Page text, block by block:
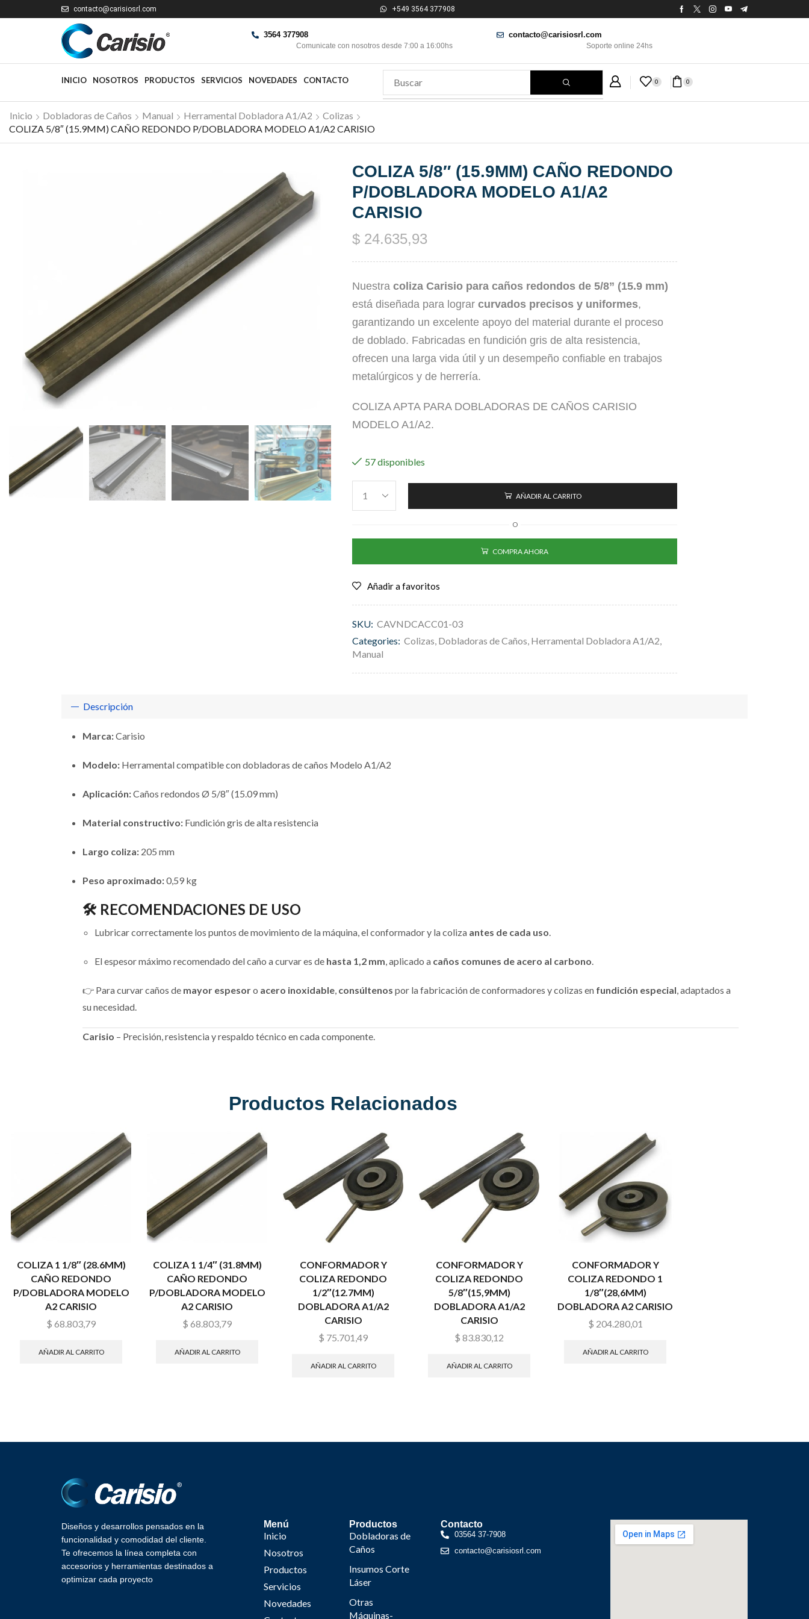
contacto@carisiosrl.com +549 3564 377908
3564 377908
Comunicate con nosotros desde 7:00 a 16:00hs
contacto@carisiosrl.com
Soporte online 24hs
INICIO NOSOTROS PRODUCTOS SERVICIOS NOVEDADES CONTACTO 0 0
Inicio Dobladoras de Caños Manual Herramental Dobladora A1/A2
Colizas
COLIZA 5/8″ (15.9MM) CAÑO REDONDO P/DOBLADORA MODELO A1/A2 CARISIO
COLIZA 5/8″ (15.9MM) CAÑO REDONDO
P/DOBLADORA MODELO A1/A2
CARISIO
$ 24.635,93
Nuestra coliza Carisio para caños redondos de 5/8” (15.9 mm)
está diseñada para lograr curvados precisos y uniformes,
garantizando un excelente apoyo del material durante el proceso
de doblado. Fabricadas en fundición gris de alta resistencia,
ofrecen una larga vida útil y un desempeño confiable en trabajos
metalúrgicos y de herrería.
COLIZA APTA PARA DOBLADORAS DE CAÑOS CARISIO
MODELO A1/A2.
57 disponibles
AÑADIR AL CARRITO
O
COMPRA AHORA
Añadir a favoritos
SKU: CAVNDCACC01-03
Categories: Colizas, Dobladoras de Caños, Herramental Dobladora A1/A2,
Manual
Descripción
Marca:Carisio
Modelo: Herramental compatible con dobladoras de caños Modelo A1/A2
Aplicación:Caños redondos Ø 5/8″ (15.09 mm)
Material constructivo: Fundición gris de alta resistencia
Largo coliza: 205 mm
Peso aproximado:0,59 kg
🛠️ RECOMENDACIONES DE USO
Lubricar correctamente los puntos de movimiento de la máquina, el conformador y la coliza antes de cada uso.
El espesor máximo recomendado del caño a curvar es de hasta 1,2 mm, aplicado a caños comunes de acero al carbono.
👉 Para curvar caños de mayor espesoro acero inoxidable, consúltenos por la fabricación de conformadores y colizas en fundición especial, adaptados a
su necesidad.
Carisio – Precisión, resistencia y respaldo técnico en cada componente.
Productos Relacionados
COLIZA 1 1/8″ (28.6MM)
CAÑO REDONDO
P/DOBLADORA MODELO
A2 CARISIO
$ 68.803,79
AÑADIR AL CARRITO
COLIZA 1 1/4″ (31.8MM)
CAÑO REDONDO
P/DOBLADORA MODELO
A2 CARISIO
$ 68.803,79
AÑADIR AL CARRITO
CONFORMADOR Y
COLIZA REDONDO
1/2″(12.7MM)
DOBLADORA A1/A2
CARISIO
$ 75.701,49
AÑADIR AL CARRITO
CONFORMADOR Y
COLIZA REDONDO
5/8″(15,9MM)
DOBLADORA A1/A2
CARISIO
$ 83.830,12
AÑADIR AL CARRITO
CONFORMADOR Y
COLIZA REDONDO 1
1/8″(28,6MM)
DOBLADORA A2 CARISIO
$ 204.280,01
AÑADIR AL CARRITO
Diseños y desarrollos pensados en la
funcionalidad y comodidad del cliente.
Te ofrecemos la línea completa con
accesorios y herramientas destinados a
optimizar cada proyecto
Menú
Inicio
Nosotros
Productos
Servicios
Novedades
Productos
Dobladoras de
Caños
Insumos Corte
Láser
Otras
Máquinas-
Contacto
03564 37-7908
contacto@carisiosrl.com